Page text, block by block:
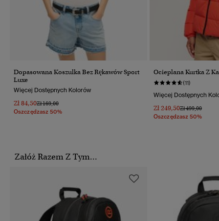
Dopasowana Koszulka Bez Rękawów Sport
Luxe
Więcej Dostępnych Kolorów
Zł 84,50Cena Obniżona Od
Zł 169,00Do
Oszczędzasz 50%
Ocieplana Kurtka Z
(11)
Więcej Dostępnych
Zł 249,50Cena
Zł 499,00Do
Oszczędzasz 50%
Załóż Razem Z Tym...